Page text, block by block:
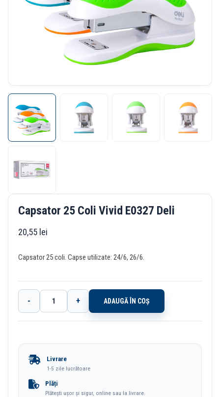
Capsator 25 Coli Vivid E0327 Deli
20,55 lei
Capsator 25 coli. Capse utilizate: 24/6, 26/6.
Cantitate
Capsator
Vivid
E0327
- + ADAUGĂ ÎN COȘ
Livrare
1-5 zile lucrătoare
Plăți
Plătești ușor și sigur, online sau la livrare.